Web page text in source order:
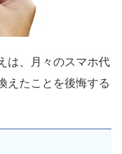
は、月々のスマホ代
えたことを後悔する